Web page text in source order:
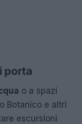
porta
o a spazi
Botanico e altri
escursioni